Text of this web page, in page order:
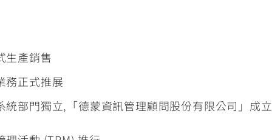
生產銷售
務正式推展
統部門獨立,「德蒙資訊管理顧問股份有限公司」成立